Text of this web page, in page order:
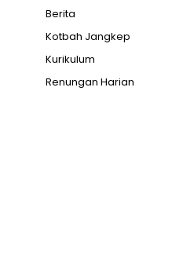
Berita
Kotbah Jangkep
Kurikulum
Renungan Harian